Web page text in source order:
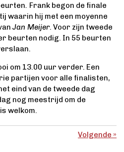
. Frank begon de finale
waarin hij met een moyenne
Jan Meijer. Voor zijn tweede
beurten nodig. In 55 beurten
om 13.00 uur verder. Een
partijen voor alle finalisten,
eind van de tweede dag
nog meestrijd om de
welkom.
Volgende »